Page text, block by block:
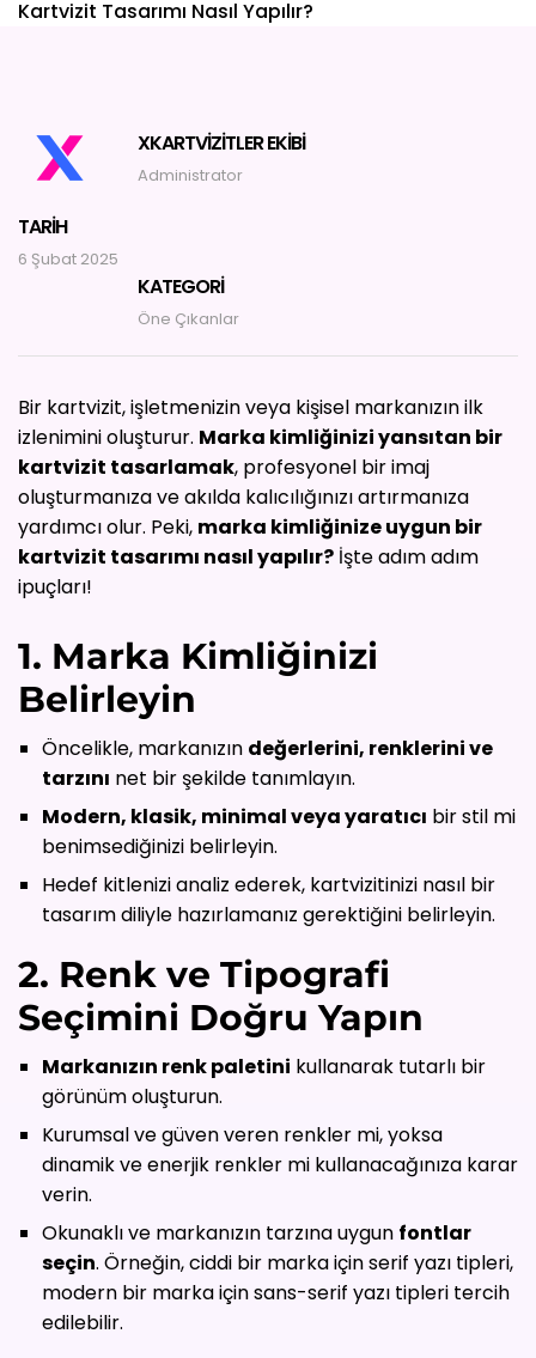
Kartvizit Tasarımı Nasıl Yapılır?
XKARTVIZITLER EKIBI
Administrator
TARIH
6 Şubat 2025
KATEGORI
Öne Çıkanlar
Bir kartvizit, işletmenizin veya kişisel markanızın ilk
izlenimini oluşturur. Marka kimliğinizi yansıtan bir
kartvizit tasarlamak, profesyonel bir imaj
oluşturmanıza ve akılda kalıcılığınızı artırmanıza
yardımcı olur. Peki, marka kimliğinize uygun bir
kartvizit tasarımı nasıl yapılır? İşte adım adım
ipuçları!
1. Marka Kimliğinizi
Belirleyin
Öncelikle, markanızın değerlerini, renklerini ve
tarzını net bir şekilde tanımlayın.
Modern, klasik, minimal veya yaratıcı bir stil mi
benimsediğinizi belirleyin.
Hedef kitlenizi analiz ederek, kartvizitinizi nasıl bir
tasarım diliyle hazırlamanız gerektiğini belirleyin.
2. Renk ve Tipografi
Seçimini Doğru Yapın
Markanızın renk paletini kullanarak tutarlı bir
görünüm oluşturun.
Kurumsal ve güven veren renkler mi, yoksa
dinamik ve enerjik renkler mi kullanacağınıza karar
verin.
Okunaklı ve markanızın tarzına uygun fontlar
seçin. Örneğin, ciddi bir marka için serif yazı tipleri,
modern bir marka için sans-serif yazı tipleri tercih
edilebilir.